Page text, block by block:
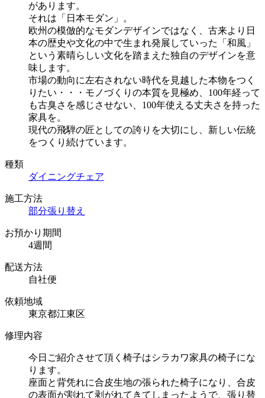
があります。
それは「日本モダン」。
欧州の模倣的なモダンデザインではなく、古来より日
本の歴史や文化の中で生まれ発展していった「和風」
という素晴らしい文化を踏まえた独自のデザインを意
味します。
市場の動向に左右されない時代を見越した本物をつく
りたい・・・モノづくりの本質を見極め、100年経って
も古臭さを感じさせない、100年使える丈夫さを持った
家具を。
現代の飛騨の匠としての誇りを大切にし、新しい伝統
をつくり続けています。
種類
ダイニングチェア
施工方法
部分張り替え
お預かり期間
4週間
配送方法
自社便
依頼地域
東京都江東区
修理内容
今日ご紹介させて頂く椅子はシラカワ家具の椅子にな
ります。
座面と背凭れに合皮生地の張られた椅子になり、合皮
の表面が割れて剥がれてきてしまったようで、張り替